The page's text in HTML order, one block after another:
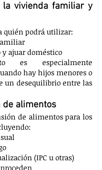
vivienda familiar y
quién podrá utilizar:
ajuar doméstico
es especialmente
hay hijos menores o
un desequilibrio entre las
de alimentos
de alimentos para los
(IPC u otras)